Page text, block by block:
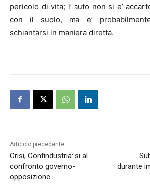
pericolo di vita; l’ auto non si e’
con il suolo, ma e’
schiantarsi in maniera diretta.
Articolo precedente
Crisi, Confindustria: si al
confronto governo-
opposizione
durante